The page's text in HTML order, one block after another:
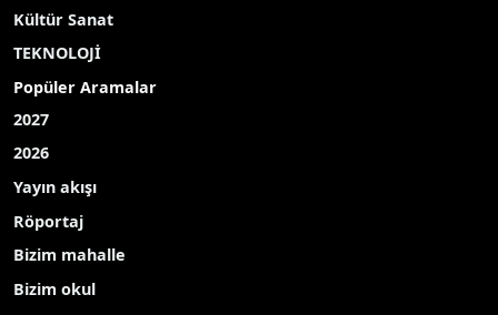
TBMM Başkanı Numan Kurtulmuş, resmi ziyaret
gerçekleştirdiği Helsinki’de Finlandiya